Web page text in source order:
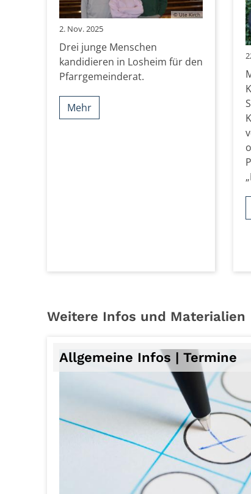
© Ute Kirch
2. Nov. 2025
Drei junge Menschen
kandidieren in Losheim für den
Pfarrgemeinderat.
Mehr
Weitere Infos und Materialien
Allgemeine Infos | Termine